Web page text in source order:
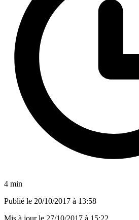
4 min
Publié le 20/10/2017 à 13:58
Mis à jour le 27/10/2017 à 15:22